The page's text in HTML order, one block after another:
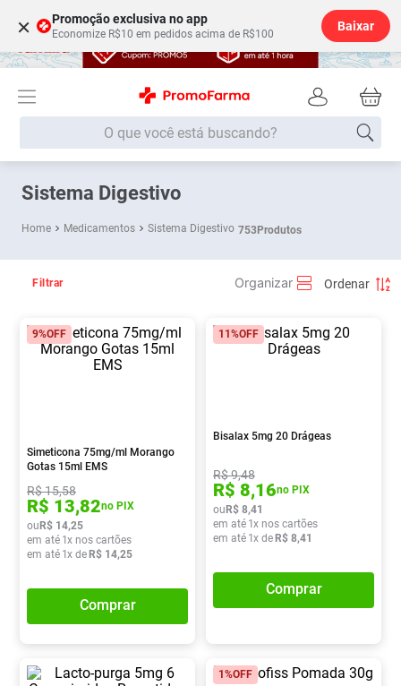
× Promoção exclusiva no app
Economize R$10 em pedidos acima de R$100
Baixar
O que você está buscando?
Sistema Digestivo
Medicamentos Sistema Digestivo 753Produtos
Filtrar
9%OFF
Simeticona 75mg/ml Morango
Gotas 15ml EMS
R$15,58
R$ 13,82no PIX
ouR$ 14,25
em até 1x nos cartões
em até 1x deR$ 14,25
Comprar
11%OFF
Bisalax 5mg 20 Drágeas
R$9,48
R$ 8,16no PIX
ouR$ 8,41
em até 1x nos cartões
em até 1x deR$ 8,41
Comprar
1%OFF
Termos mais buscados
1 º Fralda
3º
5º Fralda G
Shampoo
9º Absorvente